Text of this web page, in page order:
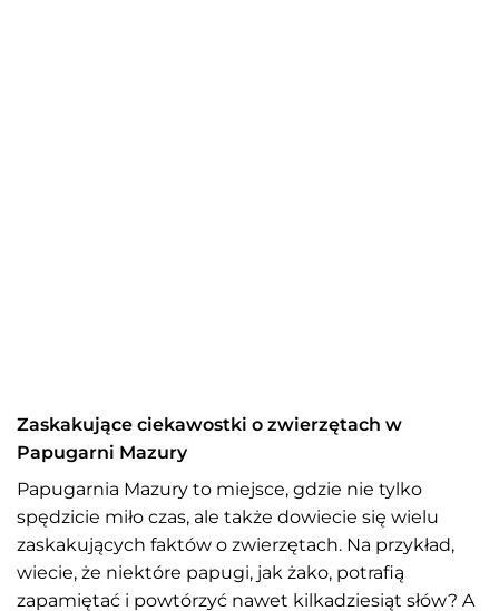
Zaskakujące ciekawostki o zwierzętach w
Papugarni Mazury
Papugarnia Mazury to miejsce, gdzie nie tylko
spędzicie miło czas, ale także dowiecie się wielu
zaskakujących faktów o zwierzętach. Na przykład,
wiecie, że niektóre papugi, jak żako, potrafią
zapamiętać i powtórzyć nawet kilkadziesiąt słów? A